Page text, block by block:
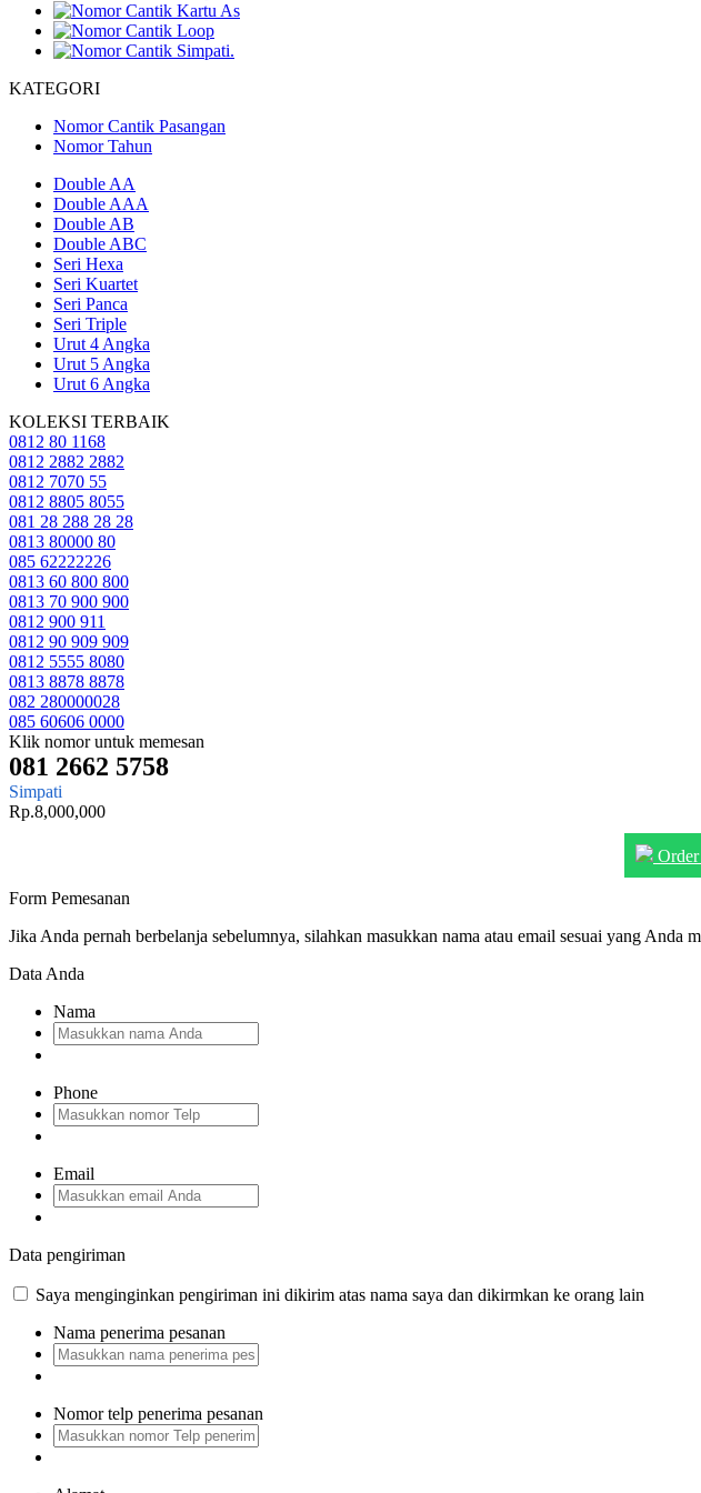
KATEGORI
Nomor Cantik Pasangan
Nomor Tahun
Double AA
Double AAA
Double AB
Double ABC
Seri Hexa
Seri Kuartet
Seri Panca
Seri Triple
Urut 4 Angka
Urut 5 Angka
Urut 6 Angka
KOLEKSI TERBAIK
0812 80 1168
0812 2882 2882
0812 7070 55
0812 8805 8055
081 28 288 28 28
0813 80000 80
085 62222226
0813 60 800 800
0813 70 900 900
0812 900 911
0812 90 909 909
0812 5555 8080
0813 8878 8878
082 280000028
085 60606 0000
Klik nomor untuk memesan
081 2662 5758
Simpati
Rp.8,000,000
Form Pemesanan
Jika Anda pernah berbelanja sebelumnya, silahkan masukkan nama atau email sesuai yang Anda
Data Anda
Nama
Phone
Email
Data pengiriman
Saya menginginkan pengiriman ini dikirim atas nama saya dan dikirmkan ke orang lain
Nama penerima pesanan
Nomor telp penerima pesanan